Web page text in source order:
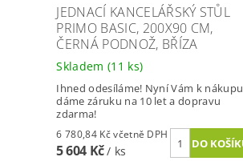
JEDNACÍ KANCELÁŘSKÝ STŮL
PRIMO BASIC, 200X90 CM,
ČERNÁ PODNOŽ, BŘÍZA
Skladem (11 ks)
Ihned odesíláme! Nyní Vám k nákupu
dáme záruku na 10 let a dopravu
zdarma!
6 780,84 Kč včetně DPH
5 604 Kč/ ks